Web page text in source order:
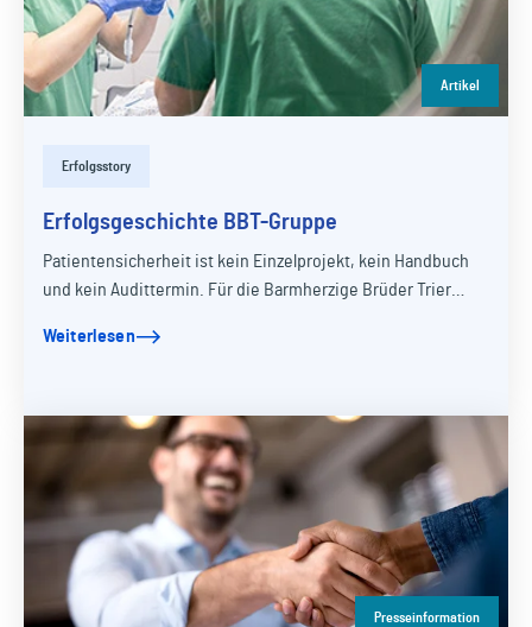
Artikel
Erfolgsstory
Erfolgsgeschichte BBT-Gruppe
Patientensicherheit ist kein Einzelprojekt, kein Handbuch
und kein Audittermin. Für die Barmherzige Brüder Trier
Weiterlesen
Presseinformation